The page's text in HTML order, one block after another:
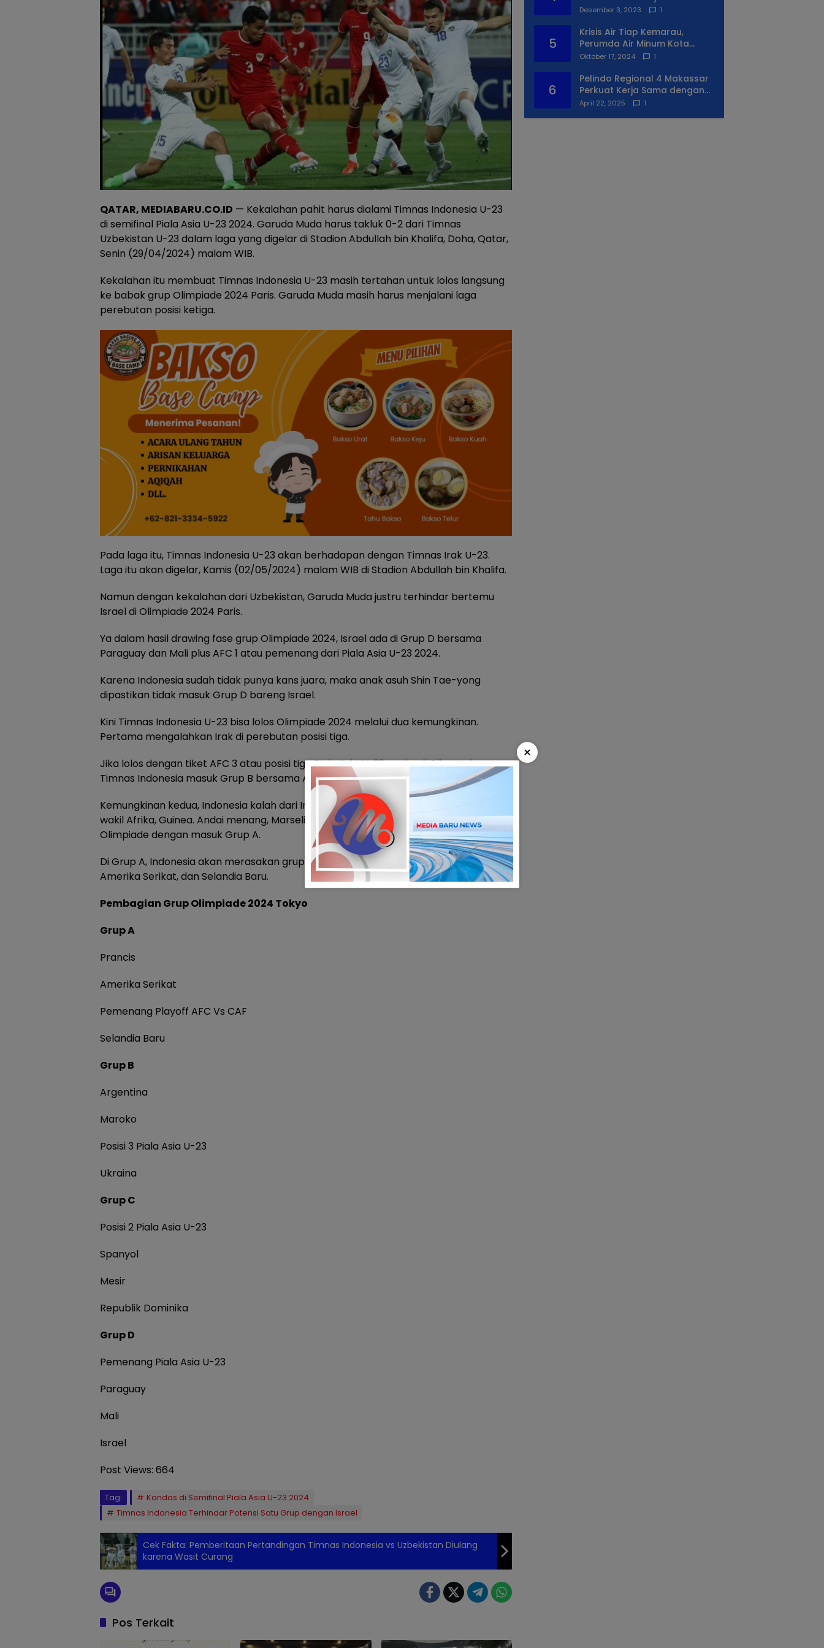
QATAR, MEDIABARU.CO.ID — Kekalahan pahit harus dialami Timnas Indonesia U-23
di semifinal Piala Asia U-23 2024. Garuda Muda harus takluk 0-2 dari Timnas
Uzbekistan U-23 dalam laga yang digelar di Stadion Abdullah bin Khalifa, Doha, Qatar,
Senin (29/04/2024) malam WIB.
Kekalahan itu membuat Timnas Indonesia U-23 masih tertahan untuk lolos langsung
ke babak grup Olimpiade 2024 Paris. Garuda Muda masih harus menjalani laga
perebutan posisi ketiga.
Pada laga itu, Timnas Indonesia U-23 akan berhadapan dengan Timnas Irak U-23.
Laga itu akan digelar, Kamis (02/05/2024) malam WIB di Stadion Abdullah bin Khalifa.
Namun dengan kekalahan dari Uzbekistan, Garuda Muda justru terhindar bertemu
Israel di Olimpiade 2024 Paris.
Ya dalam hasil drawing fase grup Olimpiade 2024, Israel ada di Grup D bersama
Paraguay dan Mali plus AFC 1 atau pemenang dari Piala Asia U-23 2024.
Karena Indonesia sudah tidak punya kans juara, maka anak asuh Shin Tae-yong
dipastikan tidak masuk Grup D bareng Israel.
Kini Timnas Indonesia U-23 bisa lolos Olimpiade 2024 melalui dua kemungkinan.
Pertama mengalahkan Irak di perebutan posisi tiga.
Jika lolos dengan tiket AFC 3 atau posisi tiga Piala Asia U-23, maka di Olimpiade,
Timnas Indonesia masuk Grup B bersama Argentina, Maroko, dan Ukraina.
Kemungkinan kedua, Indonesia kalah dari Irak dan harus menjalani playoff melawan
wakil Afrika, Guinea. Andai menang, Marselino Ferdinan dan kawan-kawan lolos ke
Olimpiade dengan masuk Grup A.
Di Grup A, Indonesia akan merasakan grup negara lantaran bercokol Prancis,
Amerika Serikat, dan Selandia Baru.
Pembagian Grup Olimpiade 2024 Tokyo
Grup A
Prancis
Amerika Serikat
Pemenang Playoff AFC Vs CAF
Selandia Baru
Grup B
Argentina
Maroko
Posisi 3 Piala Asia U-23
Ukraina
Grup C
Posisi 2 Piala Asia U-23
Spanyol
Mesir
Republik Dominika
Grup D
Pemenang Piala Asia U-23
Paraguay
Mali
Israel
Post Views: 664
Tag:
Kandas di Semifinal Piala Asia U-23 2024
Timnas Indonesia Terhindar Potensi Satu Grup dengan Israel
Cek Fakta: Pemberitaan Pertandingan Timnas Indonesia vs Uzbekistan Diulang
karena Wasit Curang
Pos Terkait
Syukuran Ke II
Desember 3, 2023 1
5
Krisis Air Tiap Kemarau,
Perumda Air Minum Kota
Makassar Beri Solusi Terbaik
Oktober 17, 2024 1
6
Pelindo Regional 4 Makassar
Perkuat Kerja Sama dengan
PIP Makassar Lewat Praktek
April 22, 2025 1
×